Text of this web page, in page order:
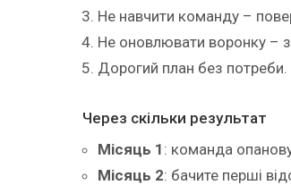
Не навчити команду –
Не оновлювати воронку –
Дорогий план без потреби.
Через скільки результат
Місяць 1 : команда
Місяць 2: бачите перші